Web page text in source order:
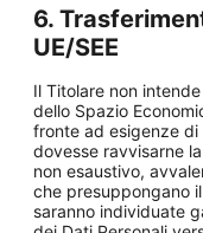
6.
UE/SEE
Il Titolare non
dello Spazio
fronte ad esigenze
dovesse ravvisarne
non esaustivo,
che presuppongano
saranno individuate